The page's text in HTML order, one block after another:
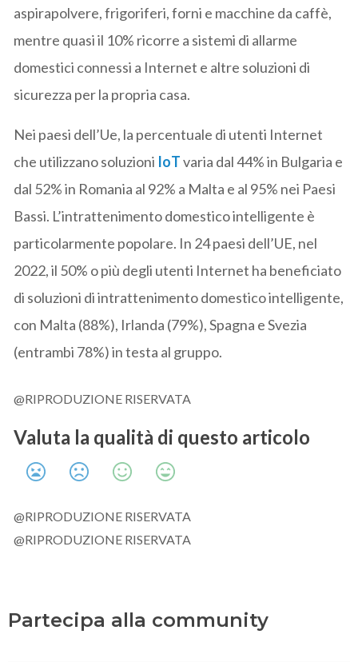
aspirapolvere, frigoriferi, forni e macchine da caffè,
mentre quasi il 10% ricorre a sistemi di allarme
domestici connessi a Internet e altre soluzioni di
sicurezza per la propria casa.
Nei paesi dell’Ue, la percentuale di utenti Internet
che utilizzano soluzioni IoTvaria dal 44% in Bulgaria e
dal 52% in Romania al 92% a Malta e al 95% nei Paesi
Bassi. L’intrattenimento domestico intelligente è
particolarmente popolare. In 24 paesi dell’UE, nel
2022, il 50% o più degli utenti Internet ha beneficiato
di soluzioni di intrattenimento domestico intelligente,
con Malta (88%), Irlanda (79%), Spagna e Svezia
(entrambi 78%) in testa al gruppo.
@RIPRODUZIONE RISERVATA
Valuta la qualità di questo articolo
@RIPRODUZIONE RISERVATA
@RIPRODUZIONE RISERVATA
Partecipa alla community